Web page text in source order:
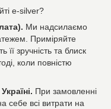
e-silver?
Ми надсилаємо
Приміряйте
її зручність та блиск
коли повністю
При замовленні
себе всі витрати на